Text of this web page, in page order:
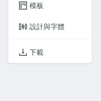
模板
設計與字體
下載